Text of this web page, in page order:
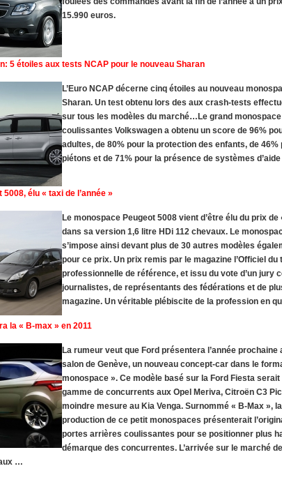
15.990 euros.
5 étoiles aux tests NCAP pour le nouveau Sharan
L’Euro NCAP décerne cinq étoiles au nouveau
Sharan. Un test obtenu lors des aux crash-tests
sur tous les modèles du marché…Le grand
coulissantes Volkswagen a obtenu un score de 96%
adultes, de 80% pour la protection des enfants, de
piétons et de 71% pour la présence de systèmes
5008, élu « taxi de l’année »
Le monospace Peugeot 5008 vient d’être élu du prix de
dans sa version 1,6 litre HDi 112 chevaux. Le
s’impose ainsi devant plus de 30 autres modèles
pour ce prix. Un prix remis par le magazine l’Officiel du
professionnelle de référence, et issu du vote d’un jury
journalistes, de représentants des fédérations et de
magazine. Un véritable plébiscite de la profession en
la « B-max » en 2011
La rumeur veut que Ford présentera l’année prochaine
salon de Genève, un nouveau concept-car dans le
monospace ». Ce modèle basé sur la Ford Fiesta
gamme de concurrents aux Opel Meriva, Citroën C3
moindre mesure au Kia Venga. Surnommé « B-Max »,
production de ce petit monospaces présenterait
portes arrières coulissantes pour se positionner plus
démarque des concurrentes. L’arrivée sur le marché
…